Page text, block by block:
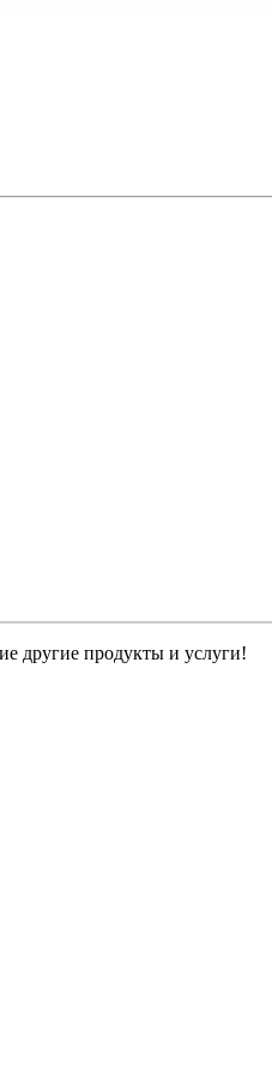
другие продукты и услуги!